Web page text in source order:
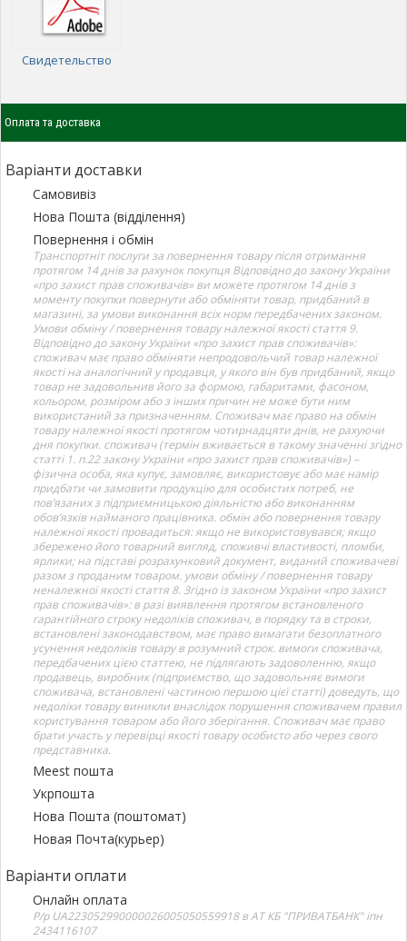
Свидетельство
Оплата та доставка
Варіанти доставки
Самовивіз
Нова Пошта (відділення)
Повернення і обмін
Транспортніт послуги за повернення товару після отримання
протягом 14 днів за рахунок покупця Відповідно до закону України
«про захист прав споживачів» ви можете протягом 14 днів з
моменту покупки повернути або обміняти товар, придбаний в
магазині, за умови виконання всіх норм передбачених законом.
Умови обміну / повернення товару належної якості стаття 9.
Відповідно до закону України «про захист прав споживачів»:
споживач має право обміняти непродовольчий товар належної
якості на аналогічний у продавця, у якого він був придбаний, якщо
товар не задовольнив його за формою, габаритами, фасоном,
кольором, розміром або з інших причин не може бути ним
використаний за призначенням. Споживач має право на обмін
товару належної якості протягом чотирнадцяти днів, не рахуючи
дня покупки. споживач (термін вживається в такому значенні згідно
статті 1. п.22 закону України «про захист прав споживачів») –
фізична особа, яка купує, замовляє, використовує або має намір
придбати чи замовити продукцію для особистих потреб, не
пов’язаних з підприємницькою діяльністю або виконанням
обов’язків найманого працівника. обмін або повернення товару
належної якості провадиться: якщо не використовувався; якщо
збережено його товарний вигляд, споживчі властивості, пломби,
ярлики; на підставі розрахунковий документ, виданий споживачеві
разом з проданим товаром. умови обміну / повернення товару
неналежної якості стаття 8. Згідно із законом України «про захист
прав споживачів»: в разі виявлення протягом встановленого
гарантійного строку недоліків споживач, в порядку та в строки,
встановлені законодавством, має право вимагати безоплатного
усунення недоліків товару в розумний строк. вимоги споживача,
передбачених цією статтею, не підлягають задоволенню, якщо
продавець, виробник (підприємство, що задовольняє вимоги
споживача, встановлені частиною першою цієї статті) доведуть, що
недоліки товару виникли внаслідок порушення споживачем правил
користування товаром або його зберігання. Споживач має право
брати участь у перевірці якості товару особисто або через свого
представника.
Meest пошта
Укрпошта
Нова Пошта (поштомат)
Новая Почта(курьер)
Варіанти оплати
Онлайн оплата
Р/р UA223052990000026005050559918 в АТ КБ "ПРИВАТБАНК" іпн
2434116107